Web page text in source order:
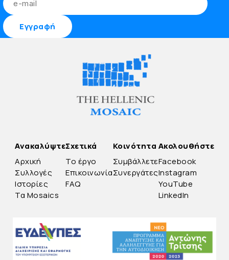
Ανακαλύψτε
Αρχική
Συλλογές
Ιστορίες
Τα Mosaics
Σχετικά
Το έργο
Επικοινωνία
FAQ
Κοινότητα
Συμβάλλετε
Συνεργάτες
Ακολουθήστε
Facebook
Instagram
YouTube
LinkedIn